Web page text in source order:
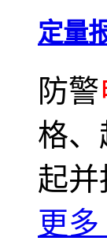
定量
防警
格
起
更多